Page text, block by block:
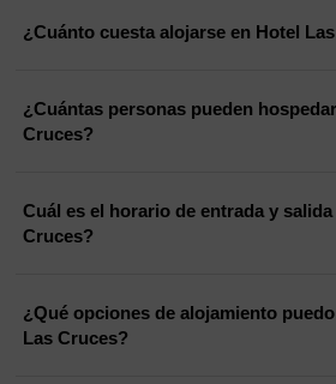
¿Cuánto cuesta alojarse en Hotel
¿Cuántas personas pueden
Cruces?
Cuál es el horario de entrada y salida de Hotel
Cruces?
¿Qué opciones de alojamiento
Las Cruces?